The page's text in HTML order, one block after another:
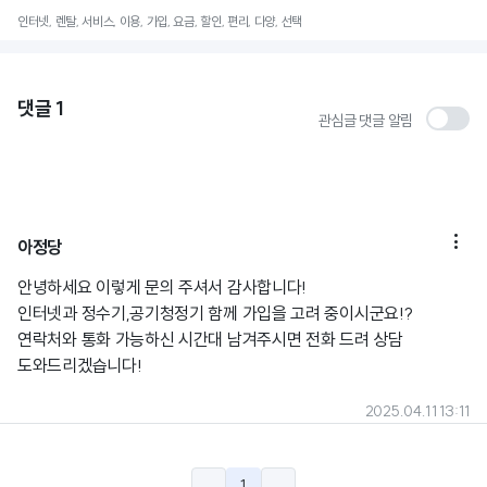
인터넷, 렌탈, 서비스, 이용, 가입, 요금, 할인, 편리, 다양, 선택
댓글 1 관심글 댓글 알림
아정당 
안녕하세요 이렇게 문의 주셔서 감사합니다!
인터넷과 정수기,공기청정기 함께 가입을 고려 중이시군요!?
연락처와 통화 가능하신 시간대 남겨주시면 전화 드려 상담
도와드리겠습니다!
2025.04.11 13:11